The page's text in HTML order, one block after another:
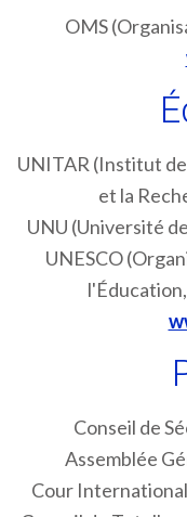
OMS
UNITAR (Institut
et la
UNU (Université
UNESCO
Conseil de
Assemblée
Cour